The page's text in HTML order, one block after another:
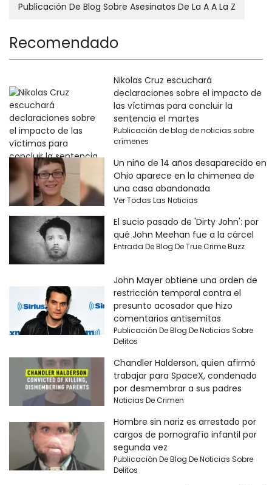
Publicación De Blog Sobre Asesinatos De La A A La Z
Recomendado
Nikolas Cruz escuchará
declaraciones sobre el impacto de
las víctimas para concluir la
sentencia el martes
Publicación de blog de noticias sobre
crímenes
Un niño de 14 años desaparecido en
Ohio aparece en la chimenea de
una casa abandonada
Ver Todas Las Noticias
El sucio pasado de 'Dirty John': por
qué John Meehan fue a la cárcel
Entrada De Blog De True Crime Buzz
John Mayer obtiene una orden de
restricción temporal contra el
presunto acosador que hizo
comentarios antisemitas
Publicación De Blog De Noticias Sobre
Delitos
Chandler Halderson, quien afirmó
trabajar para SpaceX, condenado
por desmembrar a sus padres
Noticias De Crimen
Hombre sin nariz es arrestado por
cargos de pornografía infantil por
segunda vez
Publicación De Blog De Noticias Sobre
Delitos